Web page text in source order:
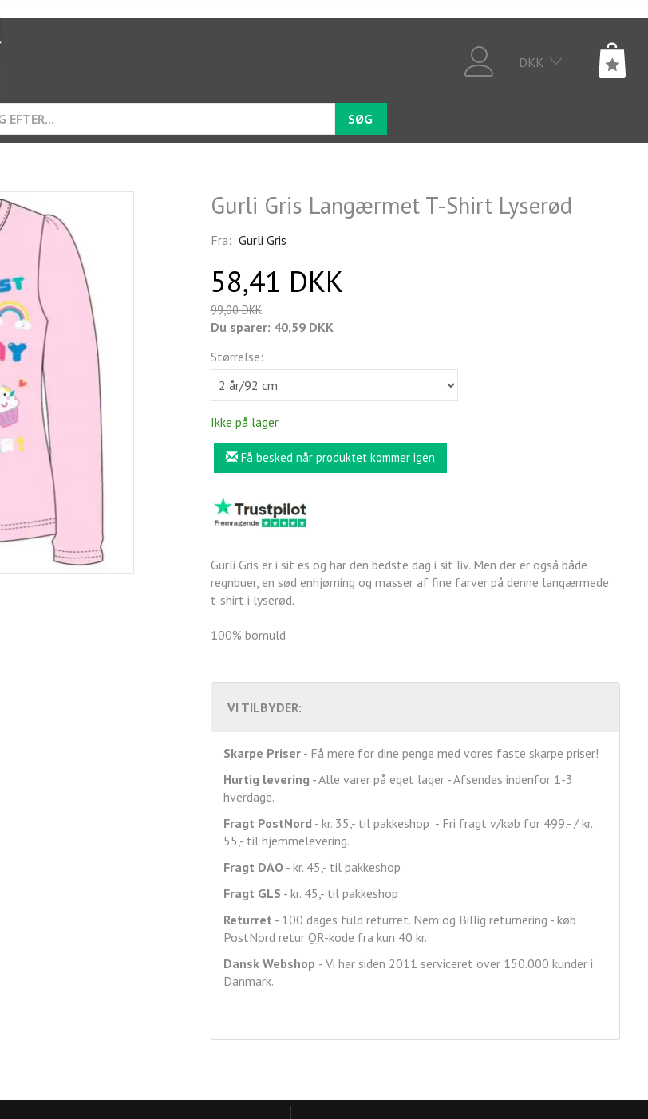
DKK
SØG
Gurli Gris Langærmet T-Shirt Lyserød
Fra: Gurli Gris
58,41 DKK
99,00 DKK
Du sparer: 40,59 DKK
Størrelse:
Ikke på lager
Få besked når produktet kommer igen
Gurli Gris er i sit es og har den bedste dag i sit liv. Men der er også både
regnbuer, en sød enhjørning og masser af fine farver på denne langærmede
t-shirt i lyserød.
100% bomuld
VI TILBYDER:
Skarpe Priser- Få mere for dine penge med vores faste skarpe priser!
Hurtig levering - Alle varer på eget lager - Afsendes indenfor 1-3
hverdage.
Fragt PostNord- kr. 35,- til pakkeshop - Fri fragt v/køb for 499,- / kr.
55,- til hjemmelevering.
Fragt DAO - kr. 45,- til pakkeshop
Fragt GLS - kr. 45,- til pakkeshop
Returret - 100 dages fuld returret. Nem og Billig returnering - køb
PostNord retur QR-kode fra kun 40 kr.
Dansk Webshop - Vi har siden 2011 serviceret over 150.000 kunder i
Danmark.